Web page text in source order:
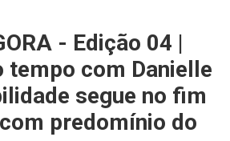
- Edição 04 |
tempo com Danielle
segue no fim
predomínio do